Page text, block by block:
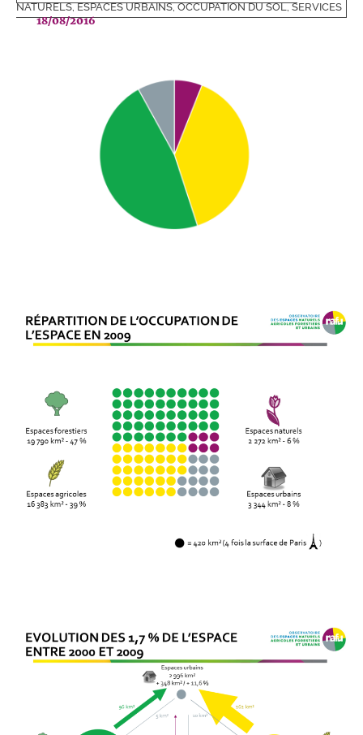
NATURELS, ESPACES URBAINS, OCCUPATION DU SOL, SERVICES
18/08/2016